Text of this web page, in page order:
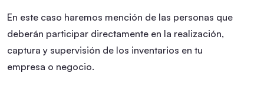
En este caso haremos mención de las personas que
deberán participar directamente en la realización,
captura y supervisión de los inventarios en tu
empresa o negocio.